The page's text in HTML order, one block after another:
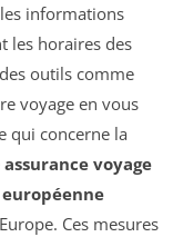
les informations
les horaires des
outils comme
voyage en vous
qui concerne la
assurance voyage
Ces mesures